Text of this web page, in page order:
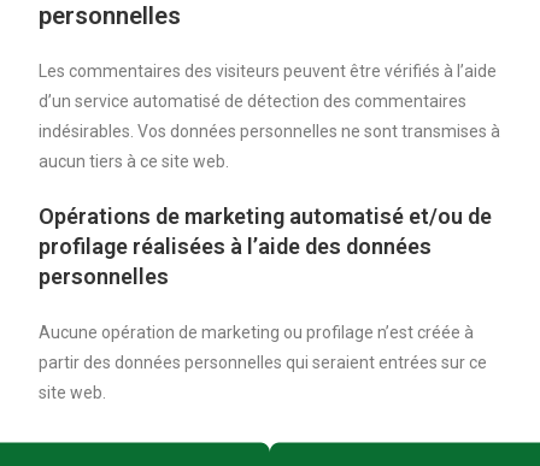
personnelles
Les commentaires des visiteurs peuvent être vérifiés à l’aide
d’un service automatisé de détection des commentaires
indésirables. Vos données personnelles ne sont transmises à
aucun tiers à ce site web.
Opérations de marketing automatisé et/ou de
profilage réalisées à l’aide des données
personnelles
Aucune opération de marketing ou profilage n’est créée à
partir des données personnelles qui seraient entrées sur ce
site web.